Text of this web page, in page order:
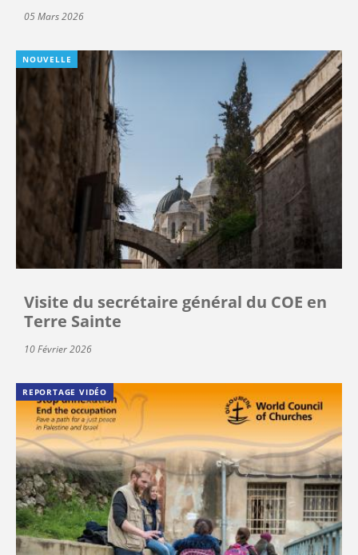
05 Mars 2026
NOUVELLE
Visite du secrétaire général du COE en
Terre Sainte
10 Février 2026
REPORTAGE VIDÉO